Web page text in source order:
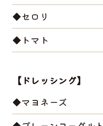
◆セロリ
◆トマト
【ドレッシング】
◆マヨネーズ